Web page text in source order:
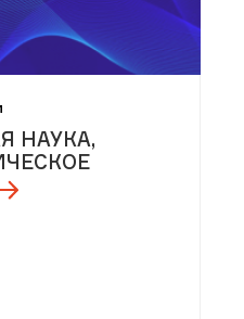
НАУКА,